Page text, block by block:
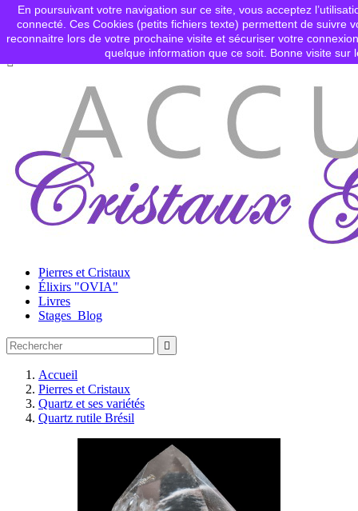
Contactez-nous
Connexion
shopping_cart Panier (0)

Pierres et Cristaux
Élixirs "OVIA"
Livres
Stages_Blog

Accueil
Pierres et Cristaux
Quartz et ses variétés
Quartz rutile Brésil
En poursuivant votre navigation sur ce site, vous acceptez
connecté. Ces Cookies (petits fichiers texte) permettent de suivre
reconnaitre lors de votre prochaine visite et sécuriser votre
quelque information que ce soit. Bonne visite sur